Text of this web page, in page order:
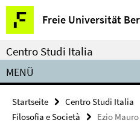
Springe
direkt
zu
Inhalt
Freie Universität
Service-
Navigation
Centro Studi Italia
MENÜ
Startseite Centro Studi Italia
Filosofia e Società
Ezio